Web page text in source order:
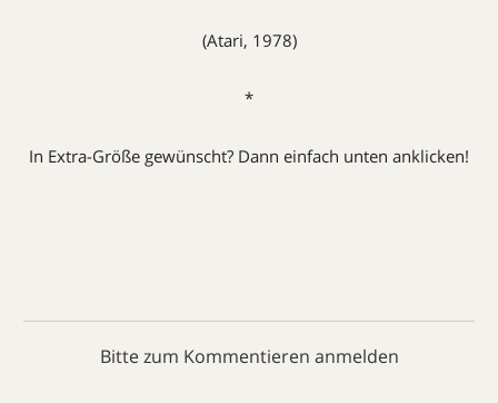
(Atari, 1978)
*
In Extra-Größe gewünscht? Dann einfach unten anklicken!
Bitte zum Kommentieren anmelden